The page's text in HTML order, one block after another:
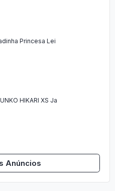
Princesa Lei
HIKARI XS Ja
Anúncios